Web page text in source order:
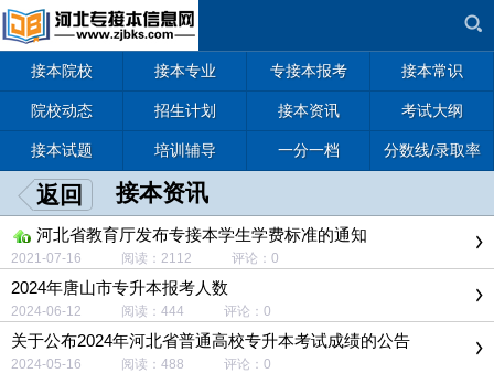
接本院校 接本专业 专接本报考 接本常识
院校动态 招生计划 接本资讯 考试大纲
接本试题 培训辅导 一分一档 分数线/录取率
返回 接本资讯
河北省教育厅发布专接本学生学费标准的通知
2021-07-16 阅读：2112 评论：0
2024年唐山市专升本报考人数
2024-06-12 阅读：444 评论：0
关于公布2024年河北省普通高校专升本考试成绩的公告
2024-05-16 阅读：488 评论：0